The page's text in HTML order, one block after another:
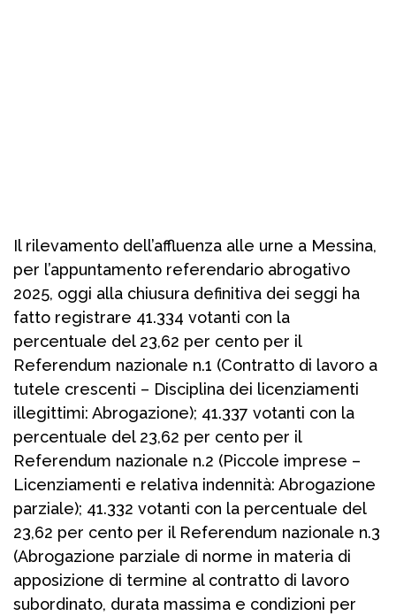
Il rilevamento dell’affluenza alle urne a Messina,
per l’appuntamento referendario abrogativo
2025, oggi alla chiusura definitiva dei seggi ha
fatto registrare 41.334 votanti con la
percentuale del 23,62 per cento per il
Referendum nazionale n.1 (Contratto di lavoro a
tutele crescenti – Disciplina dei licenziamenti
illegittimi: Abrogazione); 41.337 votanti con la
percentuale del 23,62 per cento per il
Referendum nazionale n.2 (Piccole imprese –
Licenziamenti e relativa indennità: Abrogazione
parziale); 41.332 votanti con la percentuale del
23,62 per cento per il Referendum nazionale n.3
(Abrogazione parziale di norme in materia di
apposizione di termine al contratto di lavoro
subordinato, durata massima e condizioni per